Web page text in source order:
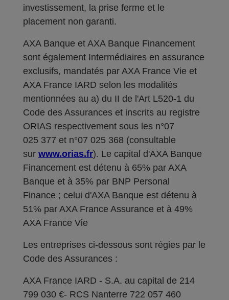
investissement, la prise ferme et le
placement non garanti.
AXA Banque et AXA Banque Financement
sont également Intermédiaires en assurance
exclusifs, mandatés par AXA France Vie et
AXA France IARD selon les modalités
mentionnées au a) du II de l'Art L520-1 du
Code des Assurances et inscrits au registre
ORIAS respectivement sous les n°07
025 377 et n°07 025 368 (consultable
sur www.orias.fr). Le capital d'AXA Banque
Financement est détenu à 65% par AXA
Banque et à 35% par BNP Personal
Finance ; celui d'AXA Banque est détenu à
51% par AXA France Assurance et à 49%
AXA France Vie
Les entreprises ci-dessous sont régies par le
Code des Assurances :
AXA France IARD - S.A. au capital de 214
799 030 €- RCS Nanterre 722 057 460